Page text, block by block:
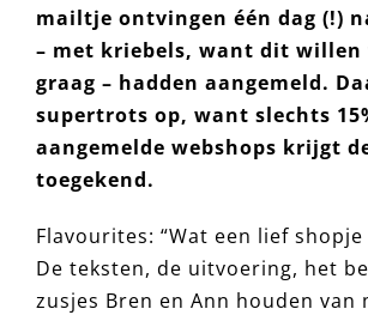
mailtje ontvingen één dag (!)
– met kriebels, want dit willen
graag – hadden aangemeld.
supertrots op, want slechts
aangemelde webshops krijgt
toegekend.
Flavourites: “Wat een lief
De teksten, de uitvoering, het
zusjes Bren en Ann houden van